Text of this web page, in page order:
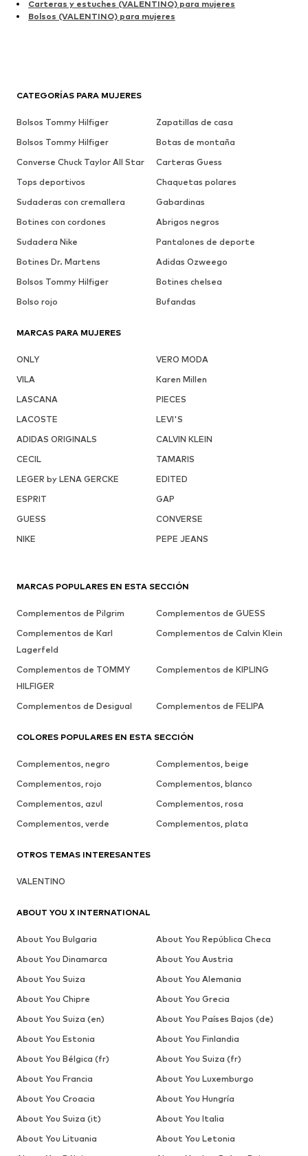
CATEGORÍAS PARA MUJERES
Bolsos Tommy Hilfiger
Zapatillas de casa
Bolsos Tommy Hilfiger
Botas de montaña
Converse Chuck Taylor All Star
Carteras Guess
Tops deportivos
Chaquetas polares
Sudaderas con cremallera
Gabardinas
Botines con cordones
Abrigos negros
Sudadera Nike
Pantalones de deporte
Botines Dr. Martens
Adidas Ozweego
Bolsos Tommy Hilfiger
Botines chelsea
Bolso rojo
Bufandas
MARCAS PARA MUJERES
ONLY
VERO MODA
VILA
Karen Millen
LASCANA
PIECES
LACOSTE
LEVI'S
ADIDAS ORIGINALS
CALVIN KLEIN
CECIL
TAMARIS
LEGER by LENA GERCKE
EDITED
ESPRIT
GAP
GUESS
CONVERSE
NIKE
PEPE JEANS
Carteras y estuches (VALENTINO) para mujeres
Bolsos (VALENTINO) para mujeres
MARCAS POPULARES EN ESTA SECCIÓN
Complementos de Pilgrim
Complementos de GUESS
Complementos de Karl
Lagerfeld
Complementos de Calvin Klein
Complementos de TOMMY
HILFIGER
Complementos de KIPLING
Complementos de Desigual Complementos de FELIPA
COLORES POPULARES EN ESTA SECCIÓN
Complementos, negro
Complementos, beige
Complementos, rojo
Complementos, blanco
Complementos, azul
Complementos, rosa
Complementos, verde
Complementos, plata
OTROS TEMAS INTERESANTES
VALENTINO
ABOUT YOU X INTERNATIONAL
About You Bulgaria
About You República Checa
About You Dinamarca
About You Austria
About You Suiza
About You Alemania
About You Chipre
About You Grecia
About You Suiza (en)
About You Países Bajos (de)
About You Estonia
About You Finlandia
About You Bélgica (fr)
About You Suiza (fr)
About You Francia
About You Luxemburgo
About You Croacia
About You Hungría
About You Suiza (it)
About You Italia
About You Lituania
About You Letonia